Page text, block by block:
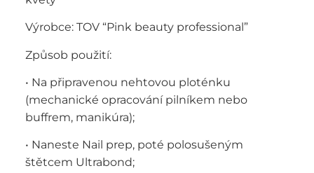
Výrobce: TOV “Pink beauty professional”
Způsob použití:
• Na připravenou nehtovou ploténku
(mechanické opracování pilníkem nebo
buffrem, manikúra);
• Naneste Nail prep, poté polosušeným
štětcem Ultrabond;